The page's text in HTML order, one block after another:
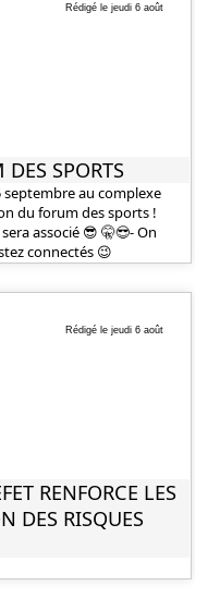
Rédigé le jeudi 6 août
SPORTS
au complexe
du forum des sports !
associé 😎 🤫😎- On
connectés 😉
Rédigé le jeudi 6 août
RENFORCE LES
DES RISQUES